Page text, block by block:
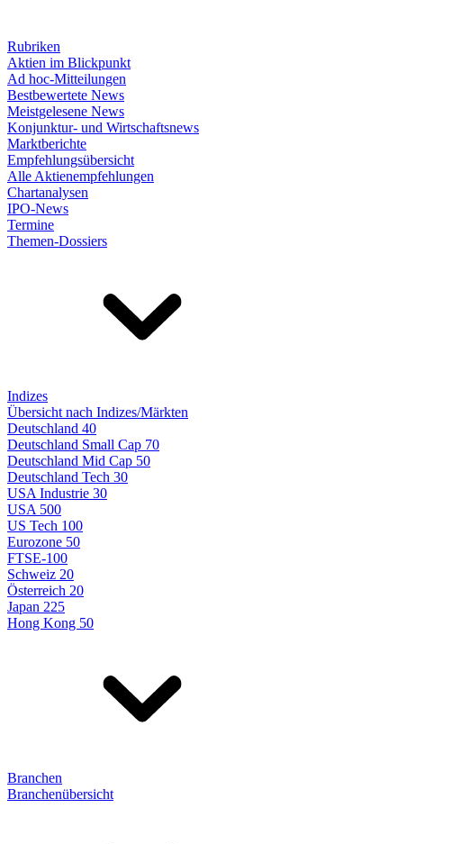
Rubriken
Aktien im Blickpunkt
Ad hoc-Mitteilungen
Bestbewertete News
Meistgelesene News
Konjunktur- und Wirtschaftsnews
Marktberichte
Empfehlungsübersicht
Alle Aktienempfehlungen
Chartanalysen
IPO-News
Termine
Themen-Dossiers
Indizes
Übersicht nach Indizes/Märkten
Deutschland 40
Deutschland Small Cap 70
Deutschland Mid Cap 50
Deutschland Tech 30
USA Industrie 30
USA 500
US Tech 100
Eurozone 50
FTSE-100
Schweiz 20
Österreich 20
Japan 225
Hong Kong 50
Branchen
Branchenübersicht